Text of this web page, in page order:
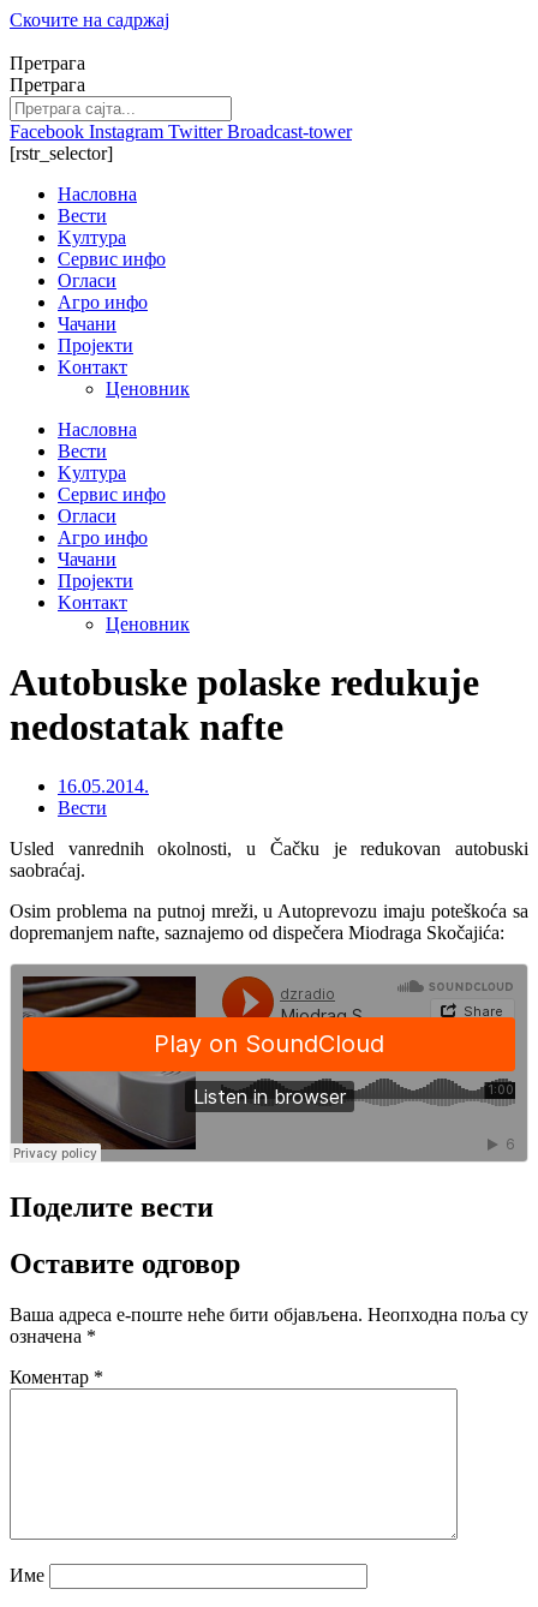
Скочите на садржај
Претрага
Претрага
Facebook Instagram Twitter Broadcast-tower
[rstr_selector]
Насловна
Вести
Kултура
Сервис инфо
Огласи
Агро инфо
Чачани
Пројекти
Kонтакт
Ценовник
Насловна
Вести
Kултура
Сервис инфо
Огласи
Агро инфо
Чачани
Пројекти
Kонтакт
Ценовник
Autobuske polaske redukuje
nedostatak nafte
16.05.2014.
Вести
Usled vanrednih okolnosti, u Čačku je redukovan autobuski
saobraćaj.
Osim problema na putnoj mreži, u Autoprevozu imaju poteškoća sa
dopremanjem nafte, saznajemo od dispečera Miodraga Skočajića:
Поделите вести
Оставите одговор
Ваша адреса е-поште неће бити објављена. Неопходна поља су
означена *
Коментар *
Име